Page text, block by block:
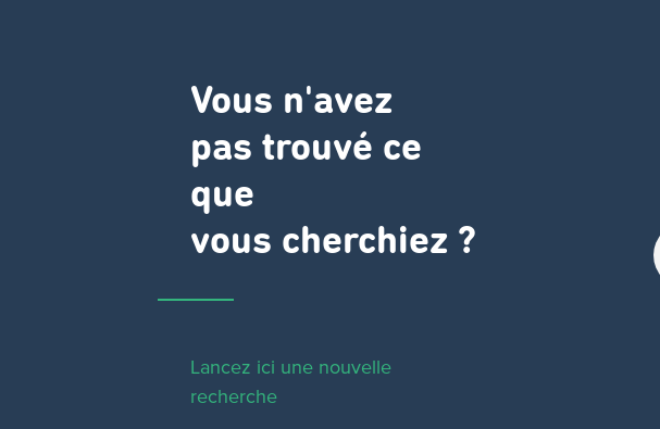
Vous n'avez
pas trouvé ce
que
vous cherchiez ?
Lancez ici une nouvelle
recherche